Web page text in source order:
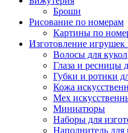
Броши
Рисование по номерам
Картины по
Изготовление игрушек
Волосы для кукол
Глаза и ресницы
Губки и ротики
Кожа
Мех
Миниатюры
Наборы для
Наполнитель для